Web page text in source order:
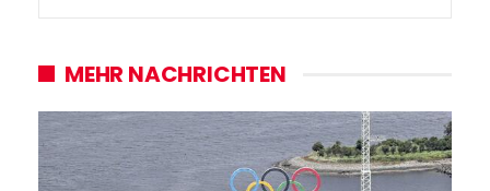
MEHR NACHRICHTEN